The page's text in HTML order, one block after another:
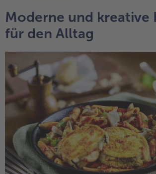
Moderne und kreative
für den Alltag